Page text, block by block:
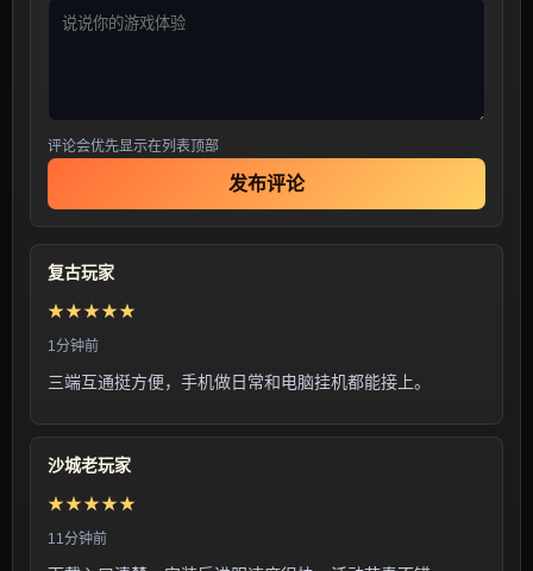
评论会优先显示在列表顶部
发布评论
复古玩家
★★★★★
1分钟前
三端互通挺方便，手机做日常和电脑挂机都能接上。
沙城老玩家
★★★★★
11分钟前